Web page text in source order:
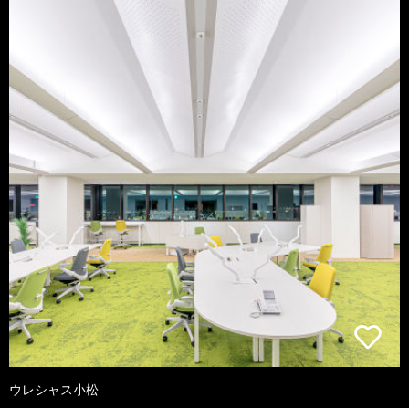
ウレシャス小松